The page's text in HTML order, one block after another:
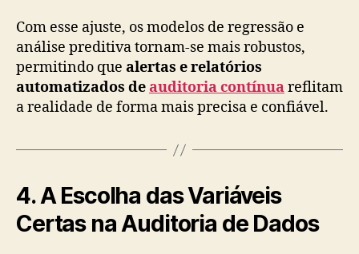
Com esse ajuste, os modelos de regressão e
análise preditiva tornam-se mais robustos,
permitindo que alertas e relatórios
automatizados de auditoria contínuareflitam
a realidade de forma mais precisa e confiável.
4. A Escolha das Variáveis
Certas na Auditoria de Dados